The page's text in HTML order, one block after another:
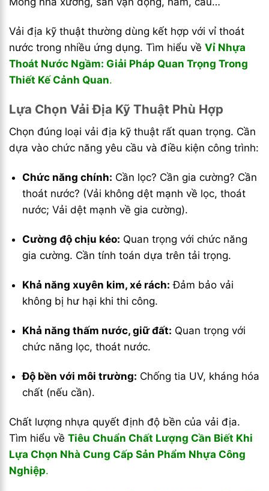
Vải địa kỹ thuật thường dùng kết hợp với vỉ thoát
nước trong nhiều ứng dụng. Tìm hiểu về Vỉ Nhựa
Thoát Nước Ngầm: Giải Pháp Quan Trọng Trong
Thiết Kế Cảnh Quan.
Lựa Chọn Vải Địa Kỹ Thuật Phù Hợp
Chọn đúng loại vải địa kỹ thuật rất quan trọng. Cần
dựa vào chức năng yêu cầu và điều kiện công trình:
Chức năng chính: Cần lọc? Cần gia cường? Cần
thoát nước? (Vải không dệt mạnh về lọc, thoát
nước; Vải dệt mạnh về gia cường).
Cường độ chịu kéo: Quan trọng với chức năng
gia cường. Cần tính toán dựa trên tải trọng.
Khả năng xuyên kim, xé rách: Đảm bảo vải
không bị hư hại khi thi công.
Khả năng thấm nước, giữ đất: Quan trọng với
chức năng lọc, thoát nước.
Độ bền với môi trường: Chống tia UV, kháng hóa
chất (nếu cần).
Chất lượng nhựa quyết định độ bền của vải địa.
Tìm hiểu về Tiêu Chuẩn Chất Lượng Cần Biết Khi
Lựa Chọn Nhà Cung Cấp Sản Phẩm Nhựa Công
Nghiệp.